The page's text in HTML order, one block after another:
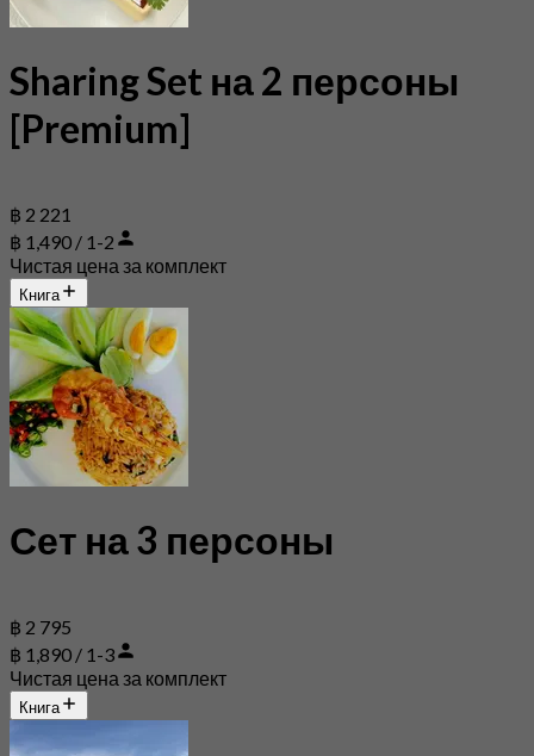
Sharing Set на 2 персоны
[Premium]
฿ 2 221
฿ 1,490 / 1-2
Чистая цена за комплект
Книга
Сет на 3 персоны
฿ 2 795
฿ 1,890 / 1-3
Чистая цена за комплект
Книга